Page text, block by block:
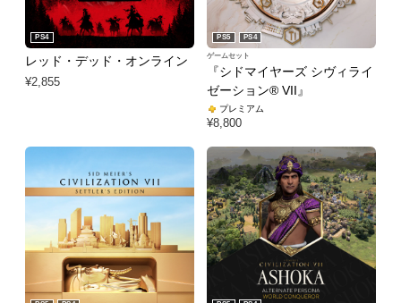
レッド・デッド・オンライン
PS4
¥2,855
『シドマイヤーズ シヴィライ
ゼーション® VII』
PS5 PS4
ゲームセット
プレミアム
¥8,800